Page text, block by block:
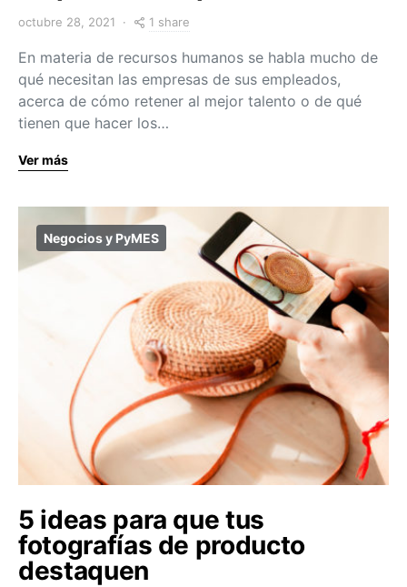
octubre 28, 2021 1 share
En materia de recursos humanos se habla mucho de
qué necesitan las empresas de sus empleados,
acerca de cómo retener al mejor talento o de qué
tienen que hacer los…
Ver más
Negocios y PyMES
5 ideas para que tus
fotografías de producto
destaquen